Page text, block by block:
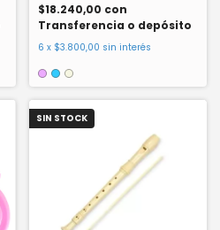
$18.240,00 con
Transferencia o depósito
6 x $3.800,00 sin interés
SIN STOCK